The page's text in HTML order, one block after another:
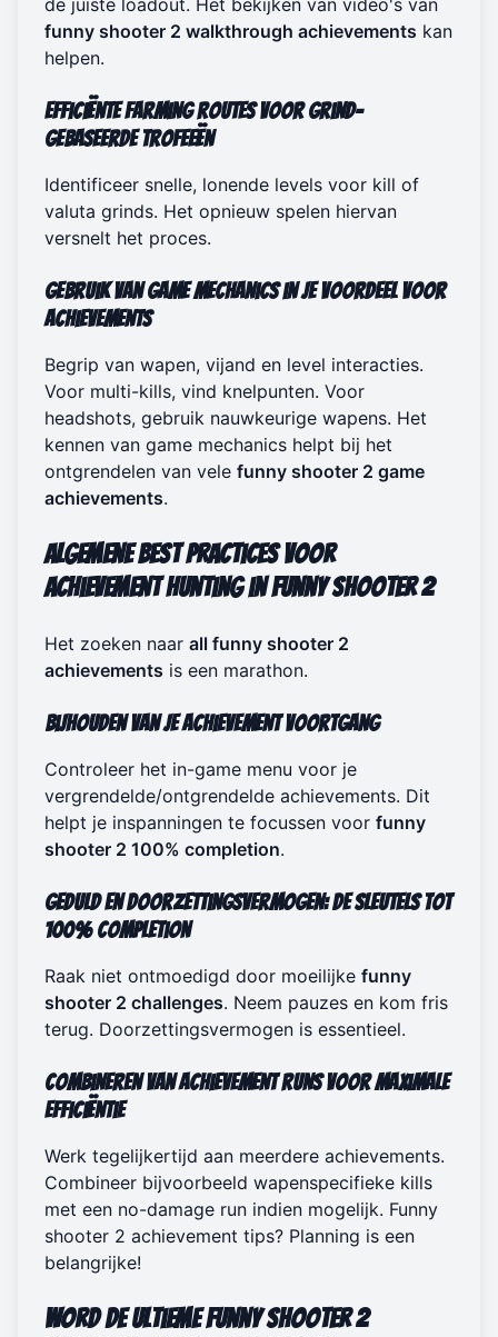
de juiste loadout. Het bekijken van video's van
funny shooter 2 walkthrough achievements kan
helpen.
Efficiënte Farming Routes voor Grind-
Gebaseerde Trofeeën
Identificeer snelle, lonende levels voor kill of
valuta grinds. Het opnieuw spelen hiervan
versnelt het proces.
Gebruik van Game Mechanics in Je Voordeel voor
Achievements
Begrip van wapen, vijand en level interacties.
Voor multi-kills, vind knelpunten. Voor
headshots, gebruik nauwkeurige wapens. Het
kennen van game mechanics helpt bij het
ontgrendelen van vele funny shooter 2 game
achievements.
Algemene Best Practices voor
Achievement Hunting in Funny Shooter 2
Het zoeken naar all funny shooter 2
achievements is een marathon.
Bijhouden van Je Achievement Voortgang
Controleer het in-game menu voor je
vergrendelde/ontgrendelde achievements. Dit
helpt je inspanningen te focussen voor funny
shooter 2 100% completion.
Geduld en Doorzettingsvermogen: De Sleutels tot
100% Completion
Raak niet ontmoedigd door moeilijke funny
shooter 2 challenges. Neem pauzes en kom fris
terug. Doorzettingsvermogen is essentieel.
Combineren van Achievement Runs voor Maximale
Efficiëntie
Werk tegelijkertijd aan meerdere achievements.
Combineer bijvoorbeeld wapenspecifieke kills
met een no-damage run indien mogelijk. Funny
shooter 2 achievement tips? Planning is een
belangrijke!
Word de Ultieme Funny Shooter 2